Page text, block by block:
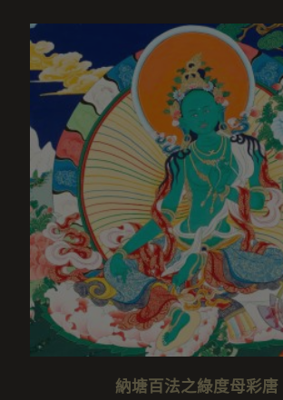
納塘百法之綠度母彩唐